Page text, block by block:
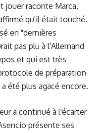
jouer raconte Marca,
qu'il était touché.
en "dernières
pas plu à l'Allemand
et qui est très
de préparation
été plus agacé encore.
a continué à l'écarter
présente ses